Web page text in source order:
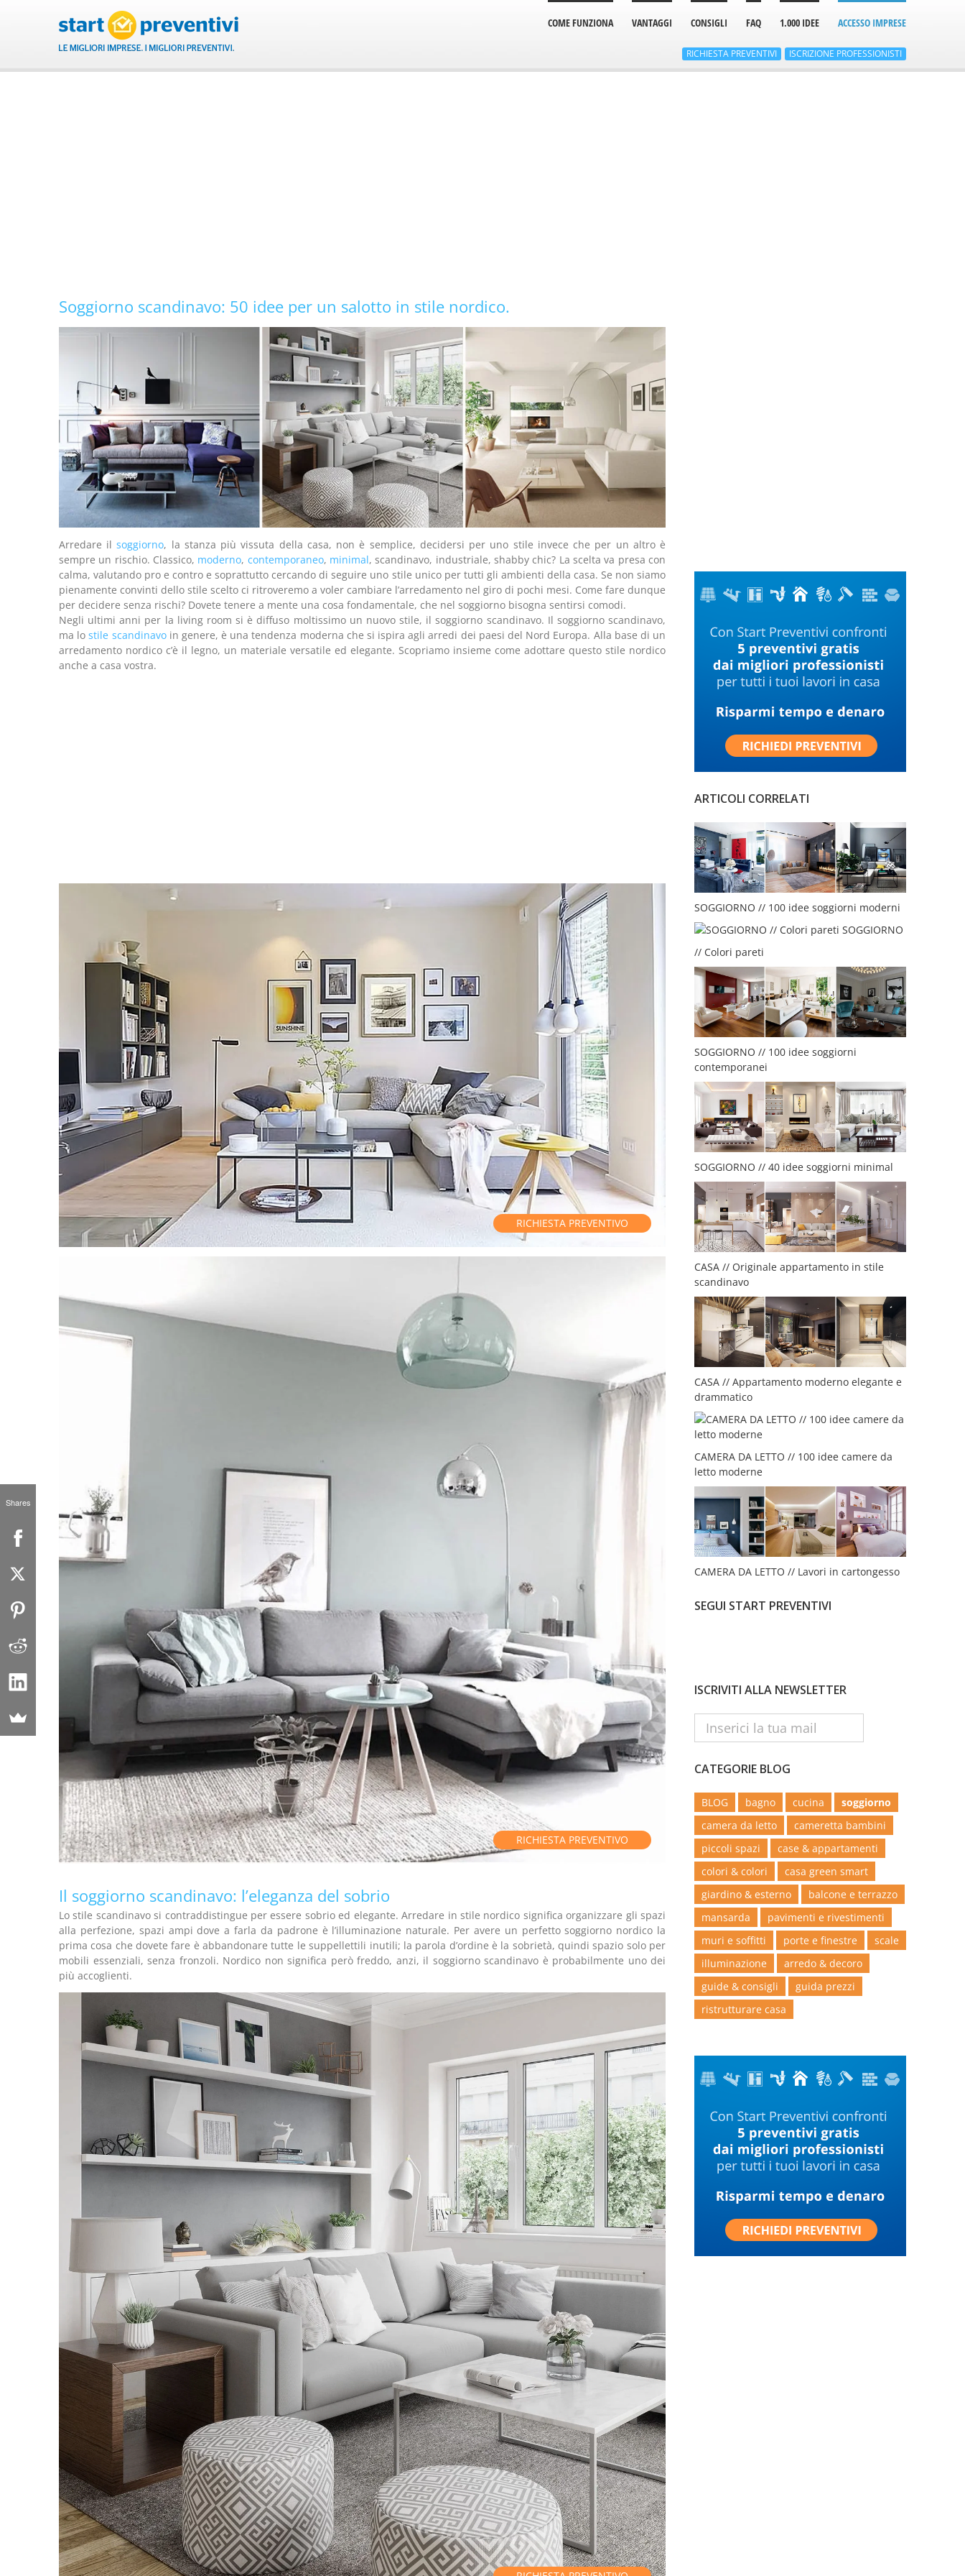
COME FUNZIONA VANTAGGI CONSIGLI FAQ 1.000 IDEE ACCESSO IMPRESE
RICHIESTA PREVENTIVI ISCRIZIONE PROFESSIONISTI
Soggiorno scandinavo: 50 idee per un salotto in stile nordico.
Arredare ilsoggiorno, la stanza più vissuta della casa, non è semplice, decidersi per uno stile invece che per un altro è
sempre un rischio. Classico, moderno, contemporaneo, minimal, scandinavo, industriale, shabby chic? La scelta va presa con
calma, valutando pro e contro e soprattutto cercando di seguire uno stile unico per tutti gli ambienti della casa. Se non siamo
pienamente convinti dello stile scelto ci ritroveremo a voler cambiare l’arredamento nel giro di pochi mesi. Come fare dunque
per decidere senza rischi? Dovete tenere a mente una cosa fondamentale, che nel soggiorno bisogna sentirsi comodi.
Negli ultimi anni per la living room si è diffuso moltissimo un nuovo stile, il soggiorno scandinavo. Il soggiorno scandinavo,
ma lostile scandinavoin genere, è una tendenza moderna che si ispira agli arredi dei paesi del Nord Europa. Alla base di un
arredamento nordico c’è il legno, un materiale versatile ed elegante. Scopriamo insieme come adottare questo stile nordico
anche a casa vostra.
RICHIESTA PREVENTIVO
RICHIESTA PREVENTIVO
Il soggiorno scandinavo: l’eleganza del sobrio
Lo stile scandinavo si contraddistingue per essere sobrio ed elegante. Arredare in stile nordico significa organizzare gli spazi
alla perfezione, spazi ampi dove a farla da padrone è l’illuminazione naturale. Per avere un perfetto soggiorno nordico la
prima cosa che dovete fare è abbandonare tutte le suppellettili inutili; la parola d’ordine è la sobrietà, quindi spazio solo per
mobili essenziali, senza fronzoli. Nordico non significa però freddo, anzi, il soggiorno scandinavo è probabilmente uno dei
più accoglienti.
ARTICOLI CORRELATI
SOGGIORNO // 100 idee soggiorni moderni
SOGGIORNO
// Colori pareti
SOGGIORNO // 100 idee soggiorni
contemporanei
SOGGIORNO // 40 idee soggiorni minimal
CASA // Originale appartamento in stile
scandinavo
CASA // Appartamento moderno elegante e
drammatico
CAMERA DA LETTO // 100 idee camere da
letto moderne
CAMERA DA LETTO // Lavori in cartongesso
SEGUI START PREVENTIVI
ISCRIVITI ALLA NEWSLETTER
CATEGORIE BLOG
BLOG bagno cucina
soggiorno
camera da letto
cameretta bambini
piccoli spazi
case & appartamenti
colori & colori
casa green smart
giardino & esterno
balcone e terrazzo
mansarda
pavimenti e rivestimenti
muri e soffitti
porte e finestre
scale
illuminazione
arredo & decoro
guide & consigli
guida prezzi
ristrutturare casa
Shares